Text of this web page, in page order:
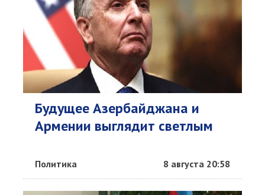
Будущее Азербайджана и
Армении выглядит светлым
Политика 8 августа 20:58